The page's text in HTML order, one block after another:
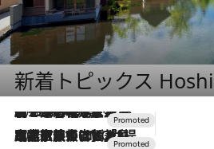
新着トピックス
2026.8.7
【トンボの足水浴】ヒノキの香りに包まれて涼感マックス！約13℃の湧水かけ流しを避暑地「星野温泉 トンボの湯」で体験
2026.7.31
【ホテル帰省】という選択肢をOMOが提案。家族とほどよい距離を保つには「昼は実家、夜は気兼ねなくホテルで！」